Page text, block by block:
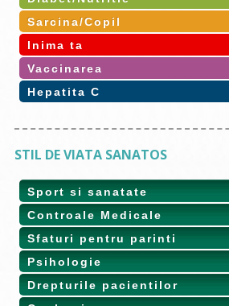
Sarcina/Copil
Inima ta
Vaccinarea
Hepatita C
STIL DE VIATA SANATOS
Sport si sanatate
Controale Medicale
Sfaturi pentru parinti
Psihologie
Drepturile pacientilor